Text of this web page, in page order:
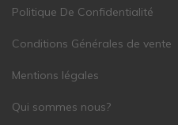
Politique De Confidentialité
Conditions Générales de vente
Mentions légales
Qui sommes nous?